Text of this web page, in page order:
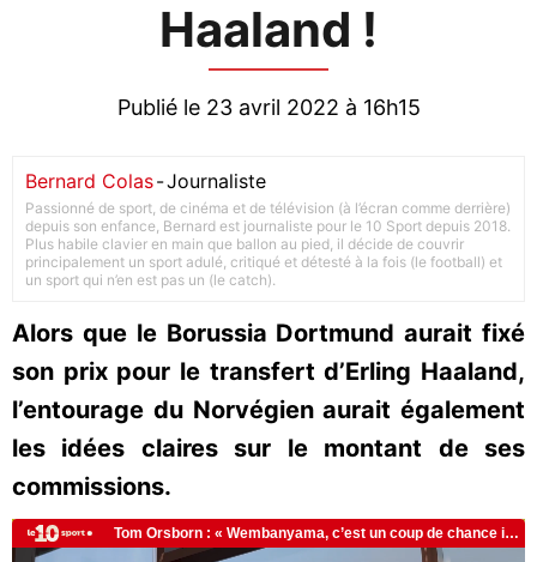
Haaland !
Publié le 23 avril 2022 à 16h15
Bernard Colas-Journaliste
Passionné de sport, de cinéma et de télévision (à l’écran comme derrière)
depuis son enfance, Bernard est journaliste pour le 10 Sport depuis 2018.
Plus habile clavier en main que ballon au pied, il décide de couvrir
principalement un sport adulé, critiqué et détesté à la fois (le football) et
un sport qui n’en est pas un (le catch).
Alors que le Borussia Dortmund aurait fixé
son prix pour le transfert d’Erling Haaland,
l’entourage du Norvégien aurait également
les idées claires sur le montant de ses
commissions.